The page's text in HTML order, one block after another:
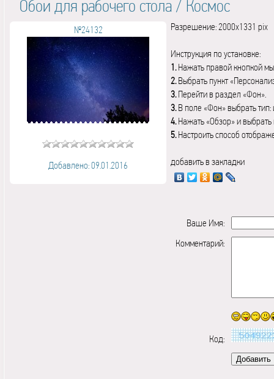
Обои для рабочего стола / Космос
№24132
Добавлено: 09.01.2016
Разрешение: 2000x1331 pix
Инструкция по установке:
1.Нажать правой кнопкой
2.Выбрать пункт
3.Перейти в раздел «Фон».
3.В поле «Фон» выбрать
4.Нажать «Обзор» и выбрать
5.Настроить способ
добавить в закладки
Ваше Имя:
Комментарий:
Код: